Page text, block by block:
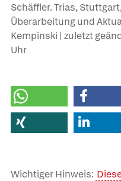
Schäffler. Trias,
Überarbeitung und
Kempinski | zuletzt
Uhr
Wichtiger Hinweis: